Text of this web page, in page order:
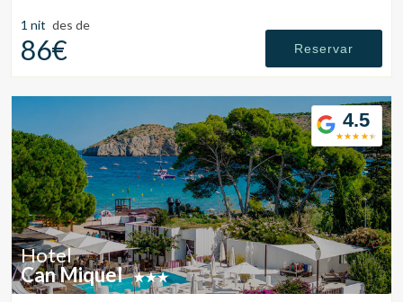
1 nit des de
86€ Reservar
4.5
Hotel
Can Miquel